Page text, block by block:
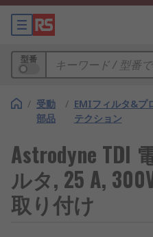
型番
/ 受動
部品
/ EMIフィルタ&プ
テクション
Astrodyne TDI
ルタ, 25 A,
取り付け